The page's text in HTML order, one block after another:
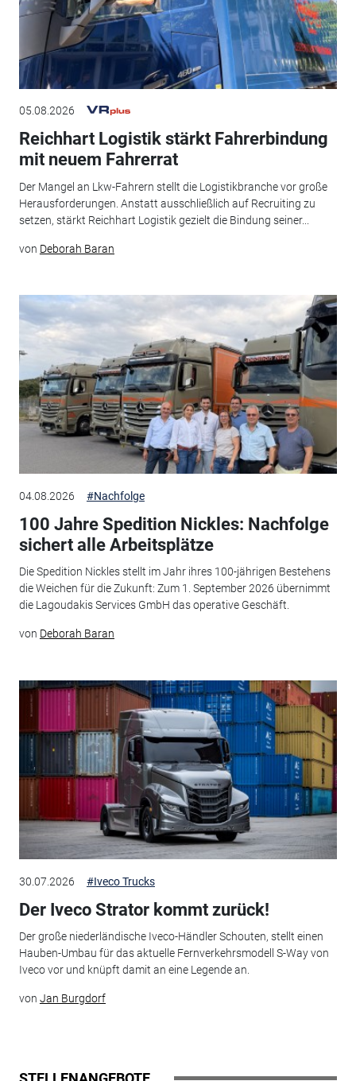
05.08.2026
Reichhart Logistik stärkt Fahrerbindung
mit neuem Fahrerrat
Der Mangel an Lkw-Fahrern stellt die Logistikbranche vor große
Herausforderungen. Anstatt ausschließlich auf Recruiting zu
setzen, stärkt Reichhart Logistik gezielt die Bindung seiner...
von Deborah Baran
04.08.2026 #Nachfolge
100 Jahre Spedition Nickles: Nachfolge
sichert alle Arbeitsplätze
Die Spedition Nickles stellt im Jahr ihres 100-jährigen Bestehens
die Weichen für die Zukunft: Zum 1. September 2026 übernimmt
die Lagoudakis Services GmbH das operative Geschäft.
von Deborah Baran
30.07.2026 #Iveco Trucks
Der Iveco Strator kommt zurück!
Der große niederländische Iveco-Händler Schouten, stellt einen
Hauben-Umbau für das aktuelle Fernverkehrsmodell S-Way von
Iveco vor und knüpft damit an eine Legende an.
von Jan Burgdorf